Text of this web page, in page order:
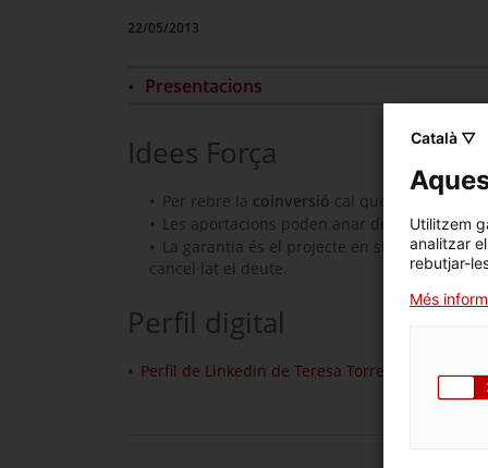
22/05/2013
Presentacions
Idees Força
Per rebre la coinversió cal que els
Les aportacions poden anar dels 50.000 als
La garantia és el projecte en si, sent un
cancel·lat el deute.
Perfil digital
Perfil de Linkedin de Teresa Torres
Català ▽
Utilitzem
analitzar
rebutjar-
Més